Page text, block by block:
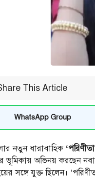
This Article
WhatsApp Group
নতুন ধারাবাহিক
ভূমিকায় অভিনয় করছেন
সঙ্গে যুক্ত ছিলেন।